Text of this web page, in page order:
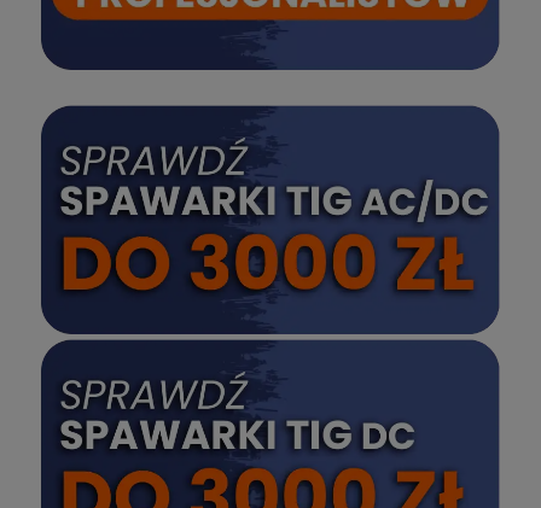
SPRAWDŹ
SPRAWDŹ